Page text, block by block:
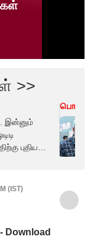
>>
இன்னும்
புதிய
(IST)
Download